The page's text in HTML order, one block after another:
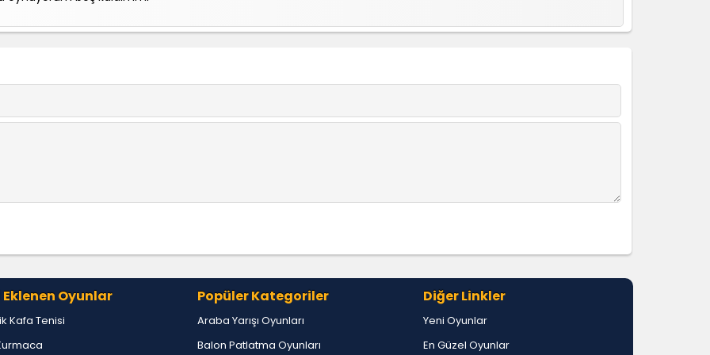
gerçekten harika iyi ki yapılmış.
Eklenen Oyunlar
Kafa Tenisi
Popüler Kategoriler
Araba Yarışı Oyunları
Balon Patlatma Oyunları
Diğer Linkler
Yeni Oyunlar
En Güzel Oyunlar